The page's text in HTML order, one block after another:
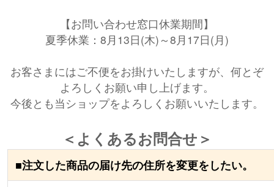
【お問い合わせ窓口休業期間】
夏季休業：8月13日(木)～8月17日(月)
お客さまにはご不便をお掛けいたしますが、何とぞ
よろしくお願い申し上げます。
今後とも当ショップをよろしくお願いいたします。
＜よくあるお問合せ＞
■注文した商品の届け先の住所を変更をしたい。